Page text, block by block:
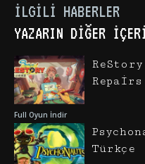
İLGILI HABERLER
YAZARIN DIĞER
Full Oyun İndir
Türkçe